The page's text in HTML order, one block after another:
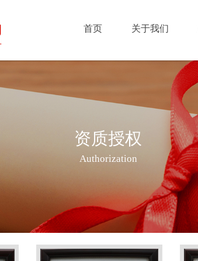
首页 关于我们
资质授权
Authorization